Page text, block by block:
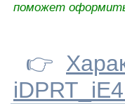
поможет
👉